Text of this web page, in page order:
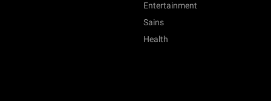
Entertainment
Sains
Health